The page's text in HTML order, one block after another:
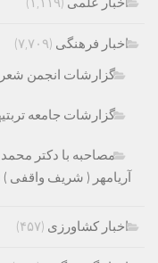
اخبار فرهنگی (۷,۷۰۹)
گزارشات انجمن
گزارشات جامعه
مصاحبه با دکتر
آریامهر ( شریف واقفی )
اخبار کشاورزی (۴۵۷)